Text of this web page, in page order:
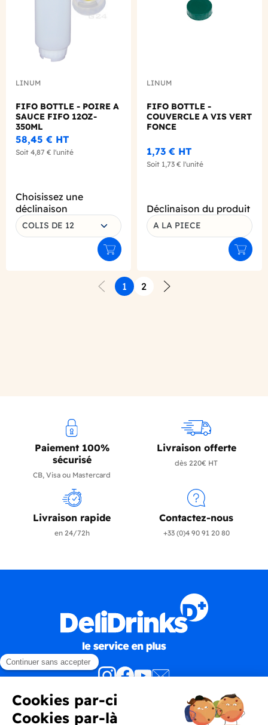
LINUM
FIFO BOTTLE - POIRE A
SAUCE FIFO 12OZ-
350ML
58,45 € HT
Soit 4,87 € l'unité
Choisissez une
déclinaison
COLIS DE 12
Ajouter au panier
LINUM
FIFO BOTTLE -
COUVERCLE A VIS VERT
FONCE
1,73 € HT
Soit 1,73 € l'unité
Déclinaison du produit
A LA PIECE
Précédent
1
2
Paiement 100%
sécurisé
CB, Visa ou Mastercard
Livraison offerte
dès 220€ HT
Livraison rapide
en 24/72h
Contactez-nous
+33 (0)4 90 91 20 80